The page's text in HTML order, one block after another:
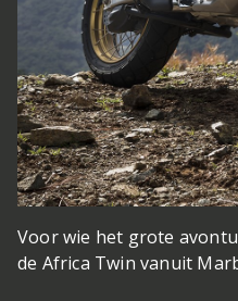
Voor wie het grote
de Africa Twin vanuit